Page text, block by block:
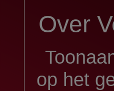
Over
op het